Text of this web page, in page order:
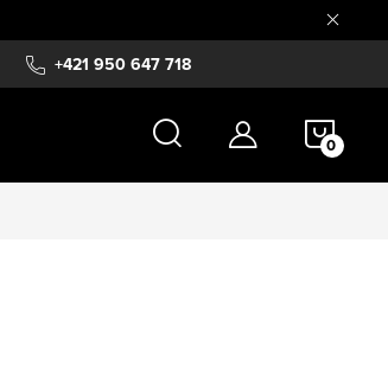
+421 950 647 718